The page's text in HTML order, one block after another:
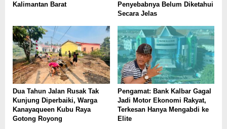
Kalimantan Barat
Penyebabnya Belum Diketahui
Secara Jelas
Dua Tahun Jalan Rusak Tak
Kunjung Diperbaiki, Warga
Kanayaqueen Kubu Raya
Gotong Royong
Pengamat: Bank Kalbar Gagal
Jadi Motor Ekonomi Rakyat,
Terkesan Hanya Mengabdi ke
Elite